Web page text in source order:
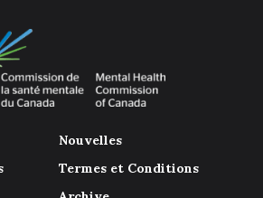
Nouvelles
Termes et Conditions